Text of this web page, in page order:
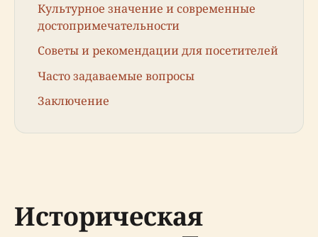
Культурное значение и современные
достопримечательности
Советы и рекомендации для посетителей
Часто задаваемые вопросы
Заключение
Историческая